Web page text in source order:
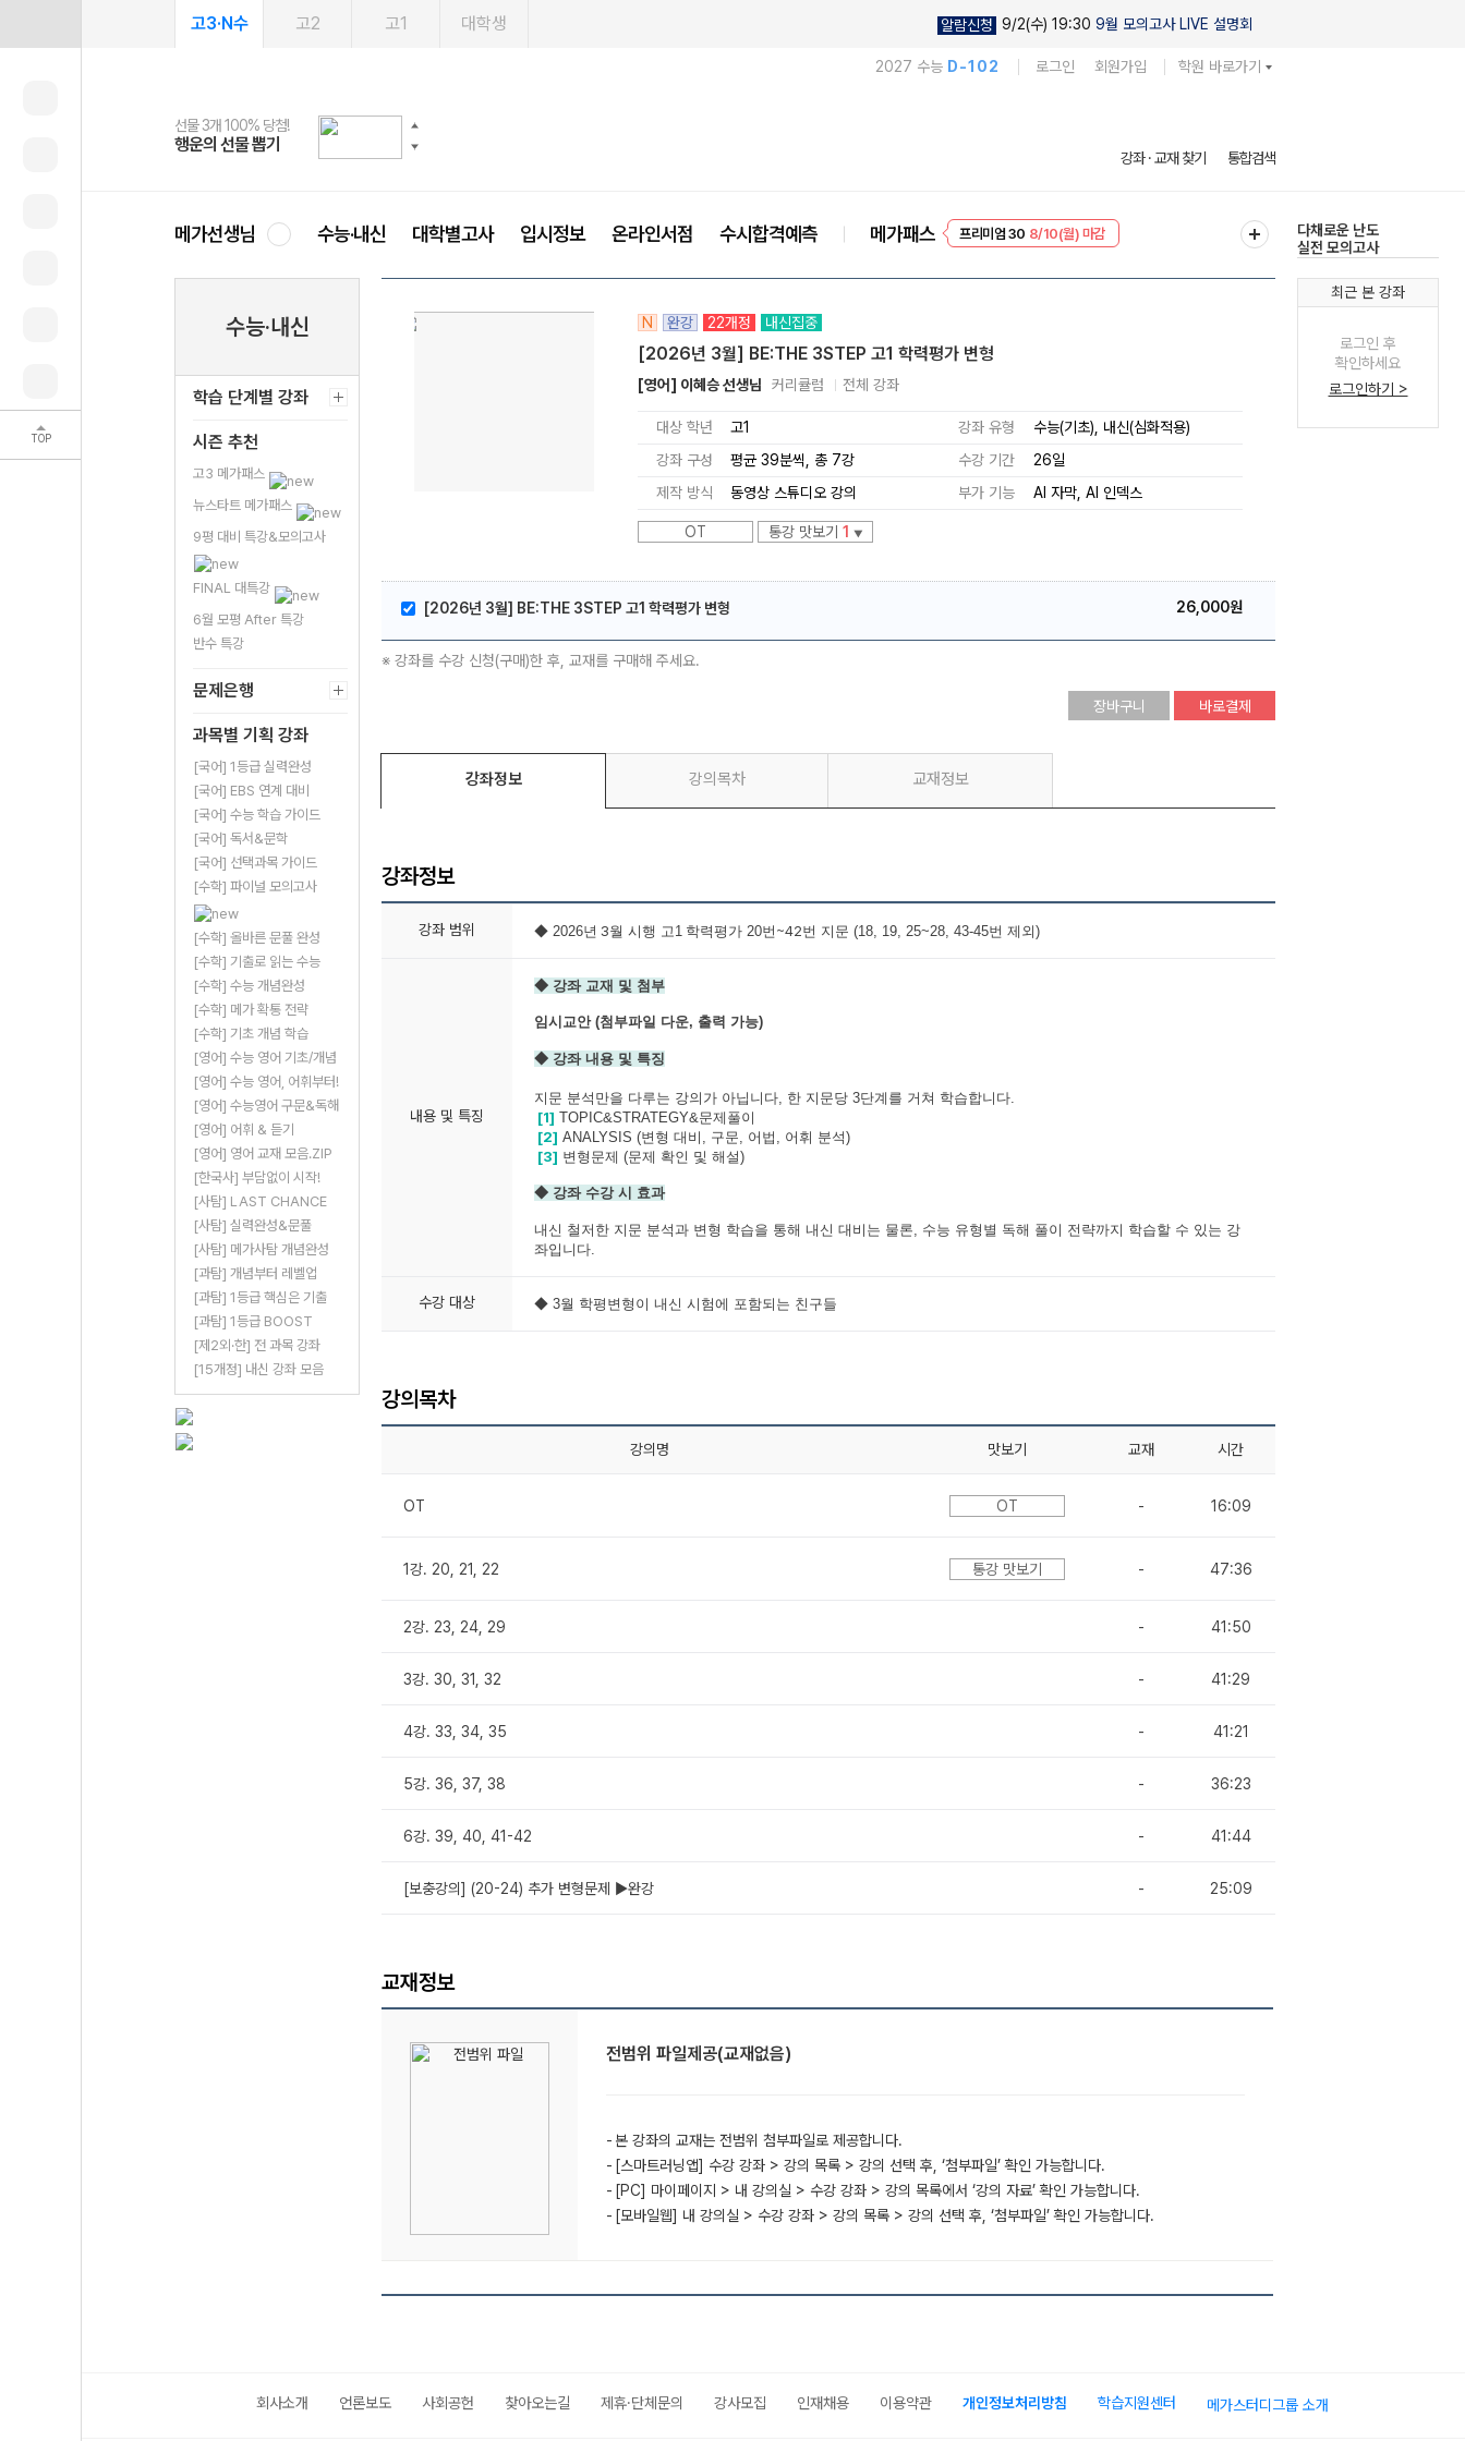
TOP
고3·N수 고2 고1 대학생 알람신청 9/2(수) 19:30 9월 모의고사 LIVE 설명회
2027 수능 D-102 로그인 회원가입 학원 바로가기
메가스터디
선물 3개 100% 당첨!
행운의 선물 뽑기
선물 100% 증정!
메가스터디 X 올리브
여름방학 스터디 캐시백
메가런 썸머스쿨
2027 러셀 단과
강사 공개선발
스마트러닝앱
설문 EVENT
메가패스
3일 무료 체험권
메가패스 수강생 무료혜택!
메가클럽 멤버십
사회공헌 캠페인
희망이룸 메가나눔
강좌 · 교재 찾기 통합검색
메가선생님 수능·내신 대학별고사 입시정보 온라인서점 수시합격예측 메가패스
EVENT 8/10(월) 마감
다채로운 난도
실전 모의고사
수능·내신
학습 단계별 강좌
시즌 추천
고3 메가패스
뉴스타트 메가패스
9평 대비 특강&모의고사
FINAL 대특강
6월 모평 After 특강
반수 특강
문제은행
과목별 기획 강좌
[국어] 1등급 실력완성
[국어] EBS 연계 대비
[국어] 수능 학습 가이드
[국어] 독서&문학
[국어] 선택과목 가이드
[수학] 파이널 모의고사
[수학] 올바른 문풀 완성
[수학] 기출로 읽는 수능
[수학] 수능 개념완성
[수학] 메가 확통 전략
[수학] 기초 개념 학습
[영어] 수능 영어 기초/개념
[영어] 수능 영어, 어휘부터!
[영어] 수능영어 구문&독해
[영어] 어휘 & 듣기
[영어] 영어 교재 모음.ZIP
[한국사] 부담없이 시작!
[사탐] LAST CHANCE
[사탐] 실력완성&문풀
[사탐] 메가사탐 개념완성
[과탐] 개념부터 레벨업
[과탐] 1등급 핵심은 기출
[과탐] 1등급 BOOST
[제2외·한] 전 과목 강좌
[15개정] 내신 강좌 모음
N 완강 22개정 내신집중
[2026년 3월] BE:THE 3STEP 고1 학력평가 변형
[영어] 이혜승 선생님 커리큘럼 전체 강좌
대상 학년 고1 강좌 유형
수능(기초), 내신(심화적용)
강좌 구성
평균 39분씩, 총 7강 수강 기간
26일
제작 방식
동영상 스튜디오 강의 부가 기능 AI 자막 AI 인덱스
OT 통강 맛보기 1 ▼
[2026년 3월] BE:THE 3STEP 고1 학력평가 변형 26,000원
※ 강좌를 수강 신청(구매)한 후, 교재를 구매해 주세요.
장바구니 바로결제
강좌정보 강의목차 교재정보
강좌정보
강좌 범위 ◆ 2026년 3월 시행 고1 학력평가 20번 ~42번 지문 (18, 19, 25~28, 43-45번 제외)
내용 및 특징
◆ 강좌 교재 및 첨부
임시교안 (첨부파일 다운, 출력 가능)
◆ 강좌 내용 및 특징
지문 분석만을 다루는 강의가 아닙니다, 한 지문당 3단계를 거쳐 학습합니다.
[1] TOPIC&STRATEGY&문제풀이
[2] ANALYSIS (변형 대비, 구문, 어법, 어휘 분석)
[3] 변형문제 (문제 확인 및 해설)
◆ 강좌 수강 시 효과
내신 철저한 지문 분석과 변형 학습을 통해 내신 대비는 물론, 수능 유형별 독해 풀이 전략까지 학습할 수 있는 강
좌입니다.
수강 대상 ◆ 3월 학평변형이 내신 시험에 포함되는 친구들
강의목차
강의명 맛보기 교재 시간
OT OT - 16:09
1강. 20, 21, 22 통강 맛보기 - 47:36
2강. 23, 24, 29 - 41:50
3강. 30, 31, 32 - 41:29
4강. 33, 34, 35 - 41:21
5강. 36, 37, 38 - 36:23
6강. 39, 40, 41-42 - 41:44
[보충강의] (20-24) 추가 변형문제 ▶완강 - 25:09
교재정보
전범위 파일제공(교재없음)
본 강좌의 교재는 전범위 첨부파일로 제공합니다.
[스마트러닝앱] 수강 강좌 > 강의 목록 > 강의 선택 후, ‘첨부파일’ 확인 가능합니다.
[PC] 마이페이지 > 내 강의실 > 수강 강좌 > 강의 목록에서 ‘강의 자료’ 확인 가능합니다.
[모바일웹] 내 강의실 > 수강 강좌 > 강의 목록 > 강의 선택 후, ‘첨부파일’ 확인 가능합니다.
최근 본 강좌
로그인 후
확인하세요
로그인하기 >
회사소개 언론보도 사회공헌 찾아오는길 제휴·단체문의 강사모집 인재채용 이용약관 개인정보처리방침 학습지원센터 메가스터디그룹 소개